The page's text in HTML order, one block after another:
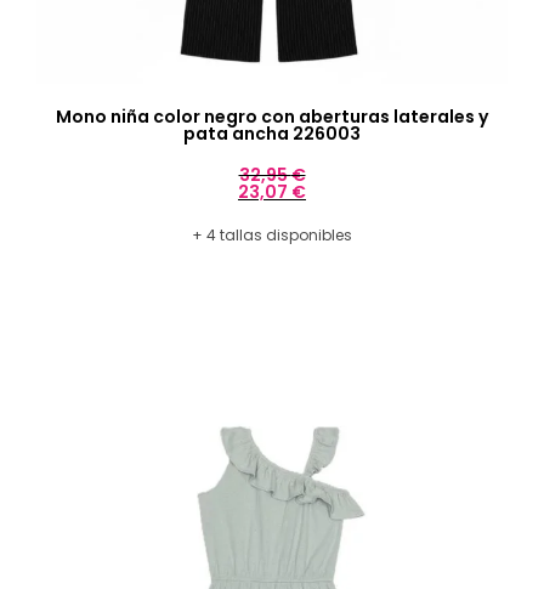
Mono niña color negro con aberturas laterales y
pata ancha 226003
32,95€
23,07 €
+ 4 tallas disponibles